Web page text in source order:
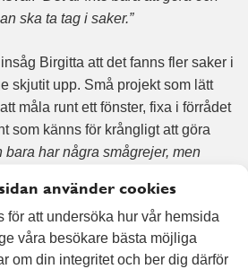
ska ta tag i saker.”
Birgitta att det fanns fler saker i
skjutit upp. Små projekt som lätt
måla runt ett fönster, fixa i förrådet
som känns för krångligt att göra
bara har några smågrejer, men
tror det är många som mig som
en medarbetare från Alert Senior,
till med fixartjänster märkte Birgitta
inte för att det var mer jobb än
kunde så mycket.“Det var några
använder cookies
för att undersöka hur vår hemsida
våra besökare bästa möjliga
om din integritet och ber dig därför